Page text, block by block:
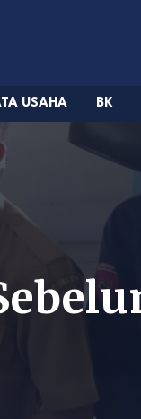
USAHA BK